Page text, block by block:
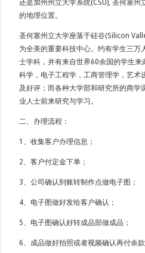
还是加州州立大学系统(CSU), 圣何塞
的地理位置。
圣何塞州立大学座落于硅谷(Silicon
为全美的重要科技中心。约有学生三
士学科，并有来自世界60余国的学生
科学，电子工程学，工商管理学，艺术
及好评；而各种大学部和研究所的商学
业人士前来研究与学习。
二、办理流程：
1、收集客户办理信息；
2、客户付定金下单；
3、公司确认到账转制作点做电子图；
4、电子图做好发给客户确认；
5、电子图确认好转成品部做成品；
6、成品做好拍照或者视频确认再付余款